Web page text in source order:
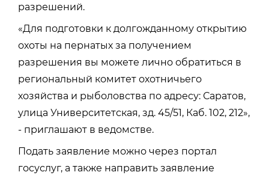
разрешений.
«Для подготовки к долгожданному открытию
охоты на пернатых за получением
разрешения вы можете лично обратиться в
региональный комитет охотничьего
хозяйства и рыболовства по адресу: Саратов,
улица Университетская, зд. 45/51, Каб. 102, 212»,
- приглашают в ведомстве.
Подать заявление можно через портал
госуслуг, а также направить заявление